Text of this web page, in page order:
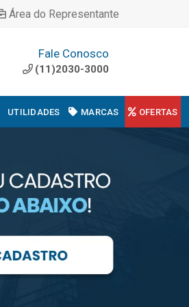
Área do Representante
Fale Conosco
(11)2030-3000
UTILIDADES MARCAS OFERTAS